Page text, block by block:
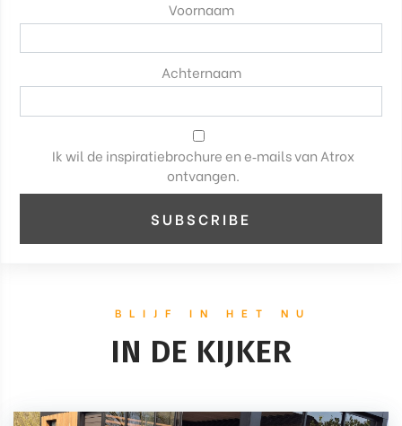
Voornaam
Achternaam
Ik wil de inspiratiebrochure en e‑mails van Atrox
ontvangen.
BLIJF IN HET NU
IN DE KIJKER